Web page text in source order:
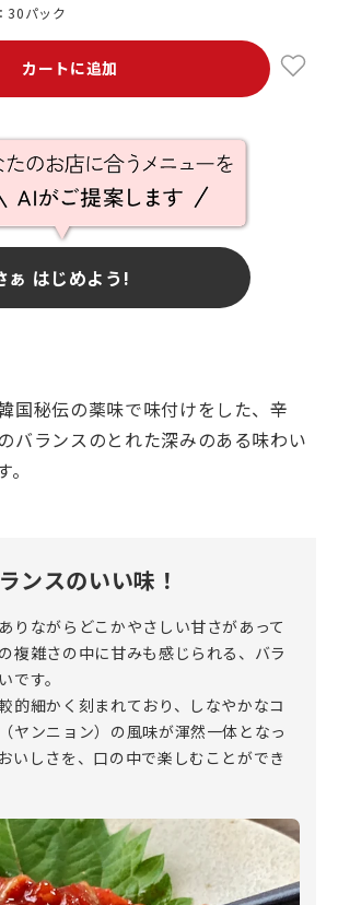
30パック
カートに追加
ぁ はじめよう!
国秘伝の薬味で味付けをした、辛
バランスのとれた深みのある味わい
ンスのいい味！
りながらどこかやさしい甘さがあって
複雑さの中に甘みも感じられる、バラ
です。
的細かく刻まれており、しなやかなコ
ヤンニョン）の風味が渾然一体となっ
いしさを、口の中で楽しむことができ